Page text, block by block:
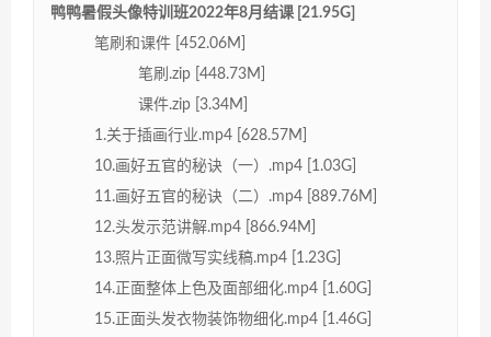
鸭鸭暑假头像特训班2022年8月结课 [21.95G]
笔刷和课件 [452.06M]
笔刷.zip [448.73M]
课件.zip [3.34M]
1.关于插画行业.mp4 [628.57M]
10.画好五官的秘诀（一）.mp4 [1.03G]
11.画好五官的秘诀（二）.mp4 [889.76M]
12.头发示范讲解.mp4 [866.94M]
13.照片正面微写实线稿.mp4 [1.23G]
14.正面整体上色及面部细化.mp4 [1.60G]
15.正面头发衣物装饰物细化.mp4 [1.46G]